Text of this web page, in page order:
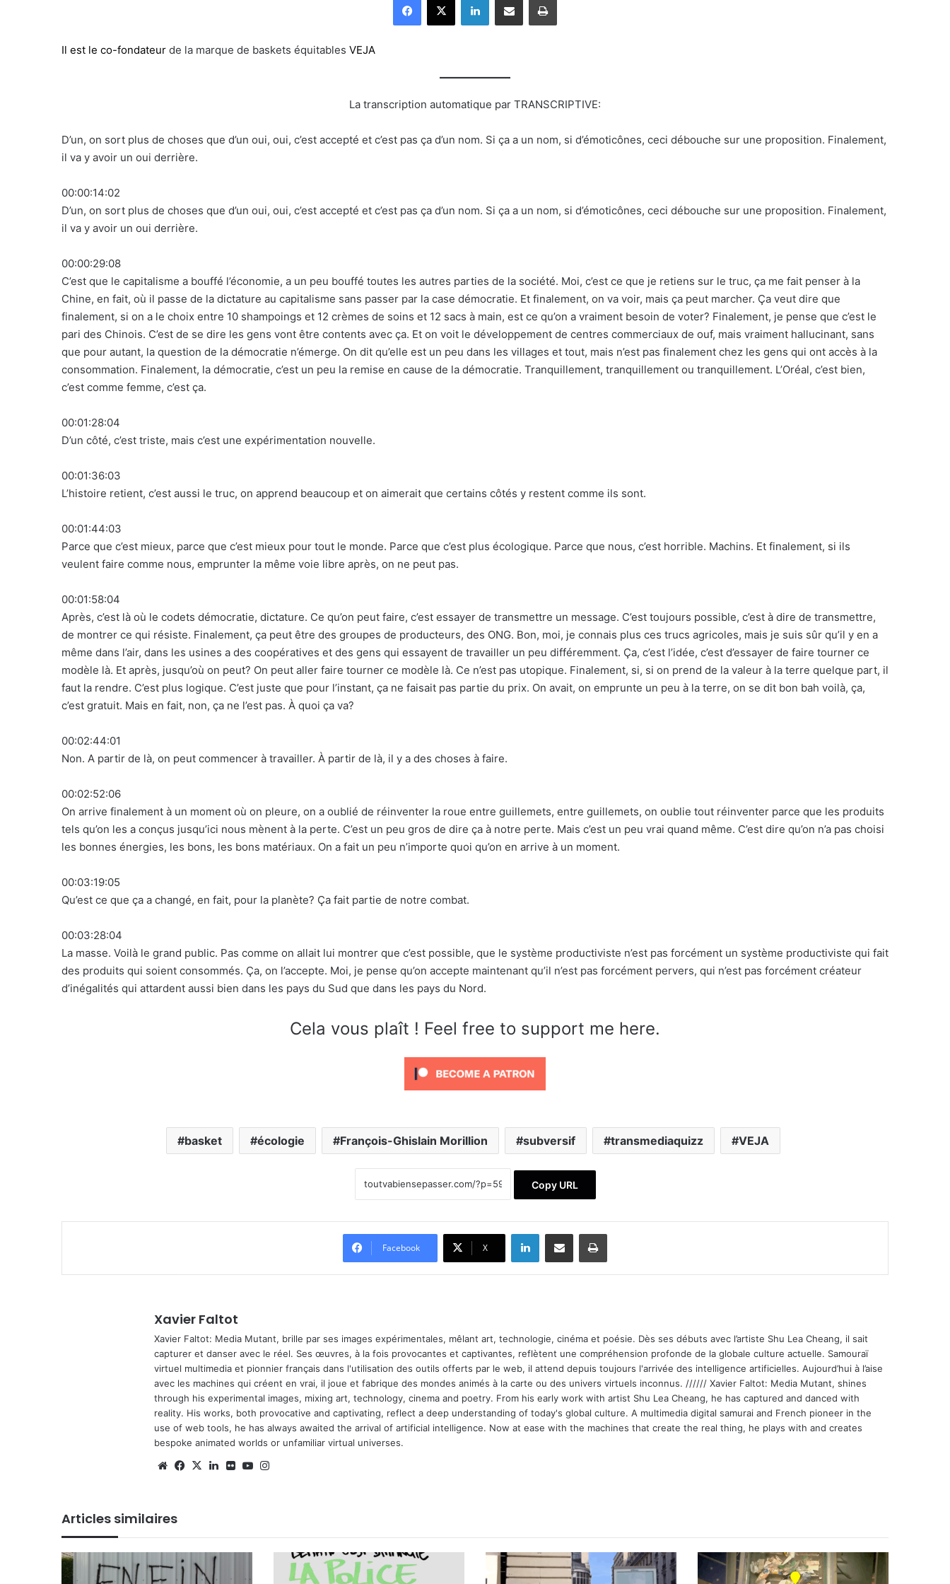
Il est le co-fondateur de la marque de baskets équitables VEJA
La transcription automatique par TRANSCRIPTIVE:
D’un, on sort plus de choses que d’un oui, oui, c’est accepté et c’est pas ça d’un nom. Si ça a un nom, si d’émoticônes, ceci débouche sur une proposition. Finalement,
il va y avoir un oui derrière.
00:00:14:02
D’un, on sort plus de choses que d’un oui, oui, c’est accepté et c’est pas ça d’un nom. Si ça a un nom, si d’émoticônes, ceci débouche sur une proposition. Finalement,
il va y avoir un oui derrière.
00:00:29:08
C’est que le capitalisme a bouffé l’économie, a un peu bouffé toutes les autres parties de la société. Moi, c’est ce que je retiens sur le truc, ça me fait penser à la
Chine, en fait, où il passe de la dictature au capitalisme sans passer par la case démocratie. Et finalement, on va voir, mais ça peut marcher. Ça veut dire que
finalement, si on a le choix entre 10 shampoings et 12 crèmes de soins et 12 sacs à main, est ce qu’on a vraiment besoin de voter? Finalement, je pense que c’est le
pari des Chinois. C’est de se dire les gens vont être contents avec ça. Et on voit le développement de centres commerciaux de ouf, mais vraiment hallucinant, sans
que pour autant, la question de la démocratie n’émerge. On dit qu’elle est un peu dans les villages et tout, mais n’est pas finalement chez les gens qui ont accès à la
consommation. Finalement, la démocratie, c’est un peu la remise en cause de la démocratie. Tranquillement, tranquillement ou tranquillement. L’Oréal, c’est bien,
c’est comme femme, c’est ça.
00:01:28:04
D’un côté, c’est triste, mais c’est une expérimentation nouvelle.
00:01:36:03
L’histoire retient, c’est aussi le truc, on apprend beaucoup et on aimerait que certains côtés y restent comme ils sont.
00:01:44:03
Parce que c’est mieux, parce que c’est mieux pour tout le monde. Parce que c’est plus écologique. Parce que nous, c’est horrible. Machins. Et finalement, si ils
veulent faire comme nous, emprunter la même voie libre après, on ne peut pas.
00:01:58:04
Après, c’est là où le codets démocratie, dictature. Ce qu’on peut faire, c’est essayer de transmettre un message. C’est toujours possible, c’est à dire de transmettre,
de montrer ce qui résiste. Finalement, ça peut être des groupes de producteurs, des ONG. Bon, moi, je connais plus ces trucs agricoles, mais je suis sûr qu’il y en a
même dans l’air, dans les usines a des coopératives et des gens qui essayent de travailler un peu différemment. Ça, c’est l’idée, c’est d’essayer de faire tourner ce
modèle là. Et après, jusqu’où on peut? On peut aller faire tourner ce modèle là. Ce n’est pas utopique. Finalement, si, si on prend de la valeur à la terre quelque part, il
faut la rendre. C’est plus logique. C’est juste que pour l’instant, ça ne faisait pas partie du prix. On avait, on emprunte un peu à la terre, on se dit bon bah voilà, ça,
c’est gratuit. Mais en fait, non, ça ne l’est pas. À quoi ça va?
00:02:44:01
Non. A partir de là, on peut commencer à travailler. À partir de là, il y a des choses à faire.
00:02:52:06
On arrive finalement à un moment où on pleure, on a oublié de réinventer la roue entre guillemets, entre guillemets, on oublie tout réinventer parce que les produits
tels qu’on les a conçus jusqu’ici nous mènent à la perte. C’est un peu gros de dire ça à notre perte. Mais c’est un peu vrai quand même. C’est dire qu’on n’a pas choisi
les bonnes énergies, les bons, les bons matériaux. On a fait un peu n’importe quoi qu’on en arrive à un moment.
00:03:19:05
Qu’est ce que ça a changé, en fait, pour la planète? Ça fait partie de notre combat.
00:03:28:04
La masse. Voilà le grand public. Pas comme on allait lui montrer que c’est possible, que le système productiviste n’est pas forcément un système productiviste qui fait
des produits qui soient consommés. Ça, on l’accepte. Moi, je pense qu’on accepte maintenant qu’il n’est pas forcément pervers, qui n’est pas forcément créateur
d’inégalités qui attardent aussi bien dans les pays du Sud que dans les pays du Nord.
Cela vous plaît ! Feel free to support me here.
basket écologie François-Ghislain Morillion subversif transmediaquizz VEJA
Copy URL
Facebook X
LinkedinPartager par email Imprimer
Xavier Faltot
Xavier Faltot: Media Mutant, brille par ses images expérimentales, mêlant art, technologie, cinéma et poésie. Dès ses débuts avec l’artiste Shu Lea Cheang, il sait
capturer et danser avec le réel. Ses œuvres, à la fois provocantes et captivantes, reflètent une compréhension profonde de la globale culture actuelle. Samouraï
virtuel multimedia et pionnier français dans l'utilisation des outils offerts par le web, il attend depuis toujours l'arrivée des intelligence artificielles. Aujourd’hui à l’aise
avec les machines qui créent en vrai, il joue et fabrique des mondes animés à la carte ou des univers virtuels inconnus. ////// Xavier Faltot: Media Mutant, shines
through his experimental images, mixing art, technology, cinema and poetry. From his early work with artist Shu Lea Cheang, he has captured and danced with
reality. His works, both provocative and captivating, reflect a deep understanding of today's global culture. A multimedia digital samurai and French pioneer in the
use of web tools, he has always awaited the arrival of artificial intelligence. Now at ease with the machines that create the real thing, he plays with and creates
bespoke animated worlds or unfamiliar virtual universes.
WebsiteFacebook
X Linkedin
FlickrYouTube
Articles similaires